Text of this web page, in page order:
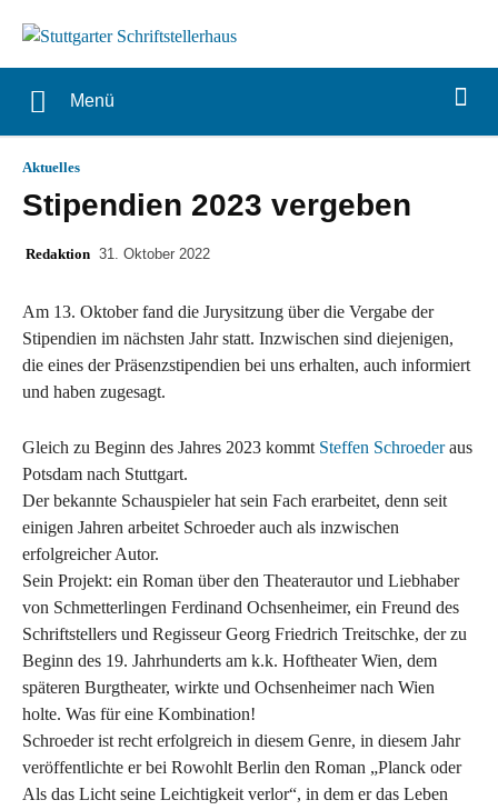
Menü
Aktuelles
Stipendien 2023 vergeben
Redaktion 31. Oktober 2022
Am 13. Oktober fand die Jurysitzung über die Vergabe der
Stipendien im nächsten Jahr statt. Inzwischen sind diejenigen,
die eines der Präsenzstipendien bei uns erhalten, auch informiert
und haben zugesagt.
Gleich zu Beginn des Jahres 2023 kommt Steffen Schroederaus
Potsdam nach Stuttgart.
Der bekannte Schauspieler hat sein Fach erarbeitet, denn seit
einigen Jahren arbeitet Schroeder auch als inzwischen
erfolgreicher Autor.
Sein Projekt: ein Roman über den Theaterautor und Liebhaber
von Schmetterlingen Ferdinand Ochsenheimer, ein Freund des
Schriftstellers und Regisseur Georg Friedrich Treitschke, der zu
Beginn des 19. Jahrhunderts am k.k. Hoftheater Wien, dem
späteren Burgtheater, wirkte und Ochsenheimer nach Wien
holte. Was für eine Kombination!
Schroeder ist recht erfolgreich in diesem Genre, in diesem Jahr
veröffentlichte er bei Rowohlt Berlin den Roman „Planck oder
Als das Licht seine Leichtigkeit verlor“, in dem er das Leben